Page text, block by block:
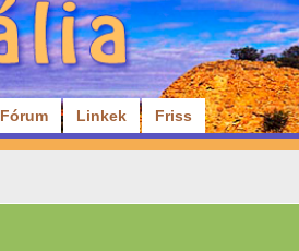
Fórum Linkek Friss